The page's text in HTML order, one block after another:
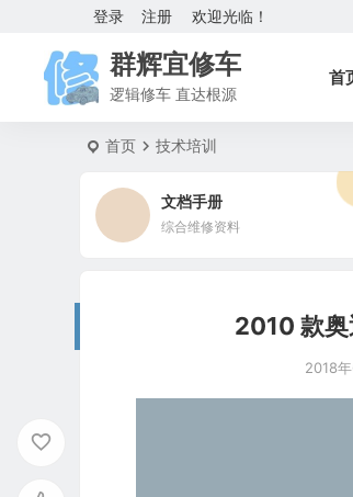
欢迎光临！
登录 注册
群辉宜修车
逻辑修车 直达根源
首
首页 技术培训
文档手册
综合维修资料
2010 款奥
2018